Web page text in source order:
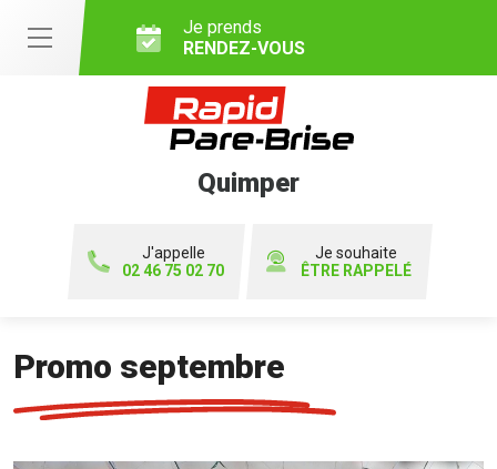
Je prends
RENDEZ-VOUS
Quimper
J'appelle
02 46 75 02 70
Je souhaite
ÊTRE RAPPELÉ
Promo septembre